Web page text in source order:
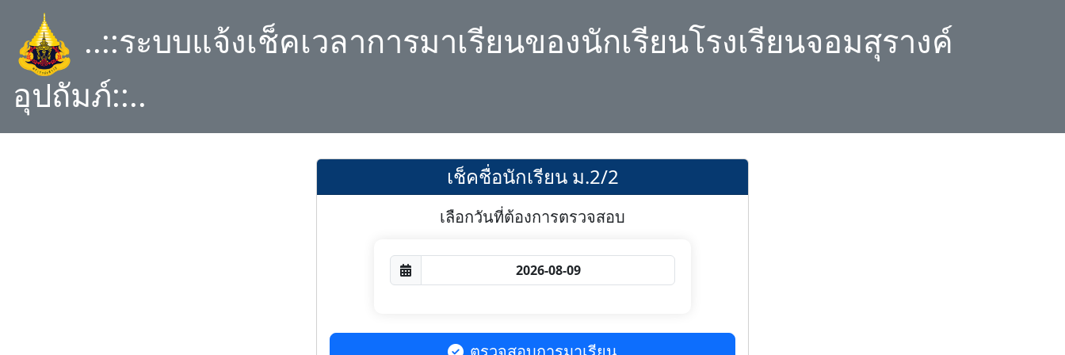
..::ระบบแจ้งเช็คเวลาการมาเรียนของนักเรียนโรงเรียนจอมสุรางค์
อุปถัมภ์::..
เช็คชื่อนักเรียน ม.2/2
เลือกวันที่ต้องการตรวจสอบ